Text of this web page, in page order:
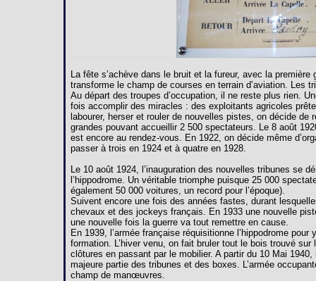
La fête s’achève dans le bruit et la fureur, avec la première
transforme le champ de courses en terrain d’aviation. Les
Au départ des troupes d’occupation, il ne reste plus rien.
fois accomplir des miracles : des exploitants agricoles
labourer, herser et rouler de nouvelles pistes, on décide de
grandes pouvant accueillir 2 500 spectateurs. Le 8 août
est encore au rendez-vous. En 1922, on décide même
passer à trois en 1924 et à quatre en 1928.
Le 10 août 1924, l’inauguration des nouvelles tribunes se
l’hippodrome. Un véritable triomphe puisque 25 000
également 50 000 voitures, un record pour l’époque).
Suivent encore une fois des années fastes, durant
chevaux et des jockeys français. En 1933 une nouvelle
une nouvelle fois la guerre va tout remettre en cause.
En 1939, l’armée française réquisitionne l’hippodrome
formation. L’hiver venu, on fait bruler tout le bois trouvé
clôtures en passant par le mobilier. A partir du 10 Mai
majeure partie des tribunes et des boxes. L’armée
champ de manœuvres.